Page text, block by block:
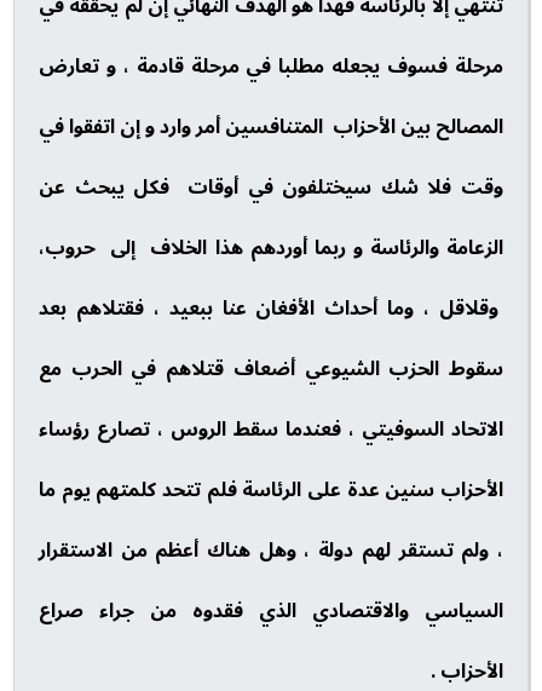
مرحلة فسوف يجعله مطلبا في مرحلة قادمة ، و تعارض
المصالح بين الأحزاب المتنافسين أمر وارد و إن اتفقوا في
وقت فلا شك سيختلفون في أوقات فكل يبحث عن
الزعامة والرئاسة و ربما أوردهم هذا الخلاف إلى حروب،
وقلاقل ، وما أحداث الأفغان عنا ببعيد ، فقتلاهم بعد
سقوط الحزب الشيوعي أضعاف قتلاهم في الحرب مع
الاتحاد السوفيتي ، فعندما سقط الروس ، تصارع رؤساء
الأحزاب سنين عدة على الرئاسة فلم تتحد كلمتهم يوم ما
، ولم تستقر لهم دولة ، وهل هناك أعظم من الاستقرار
السياسي والاقتصادي الذي فقدوه من جراء صراع
الأحزاب .